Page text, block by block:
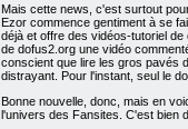
Mais cette news, c'est surtout
Ezor commence gentiment à se
déjà et offre des vidéos-tutoriel
de dofus2.org une vidéo
conscient que lire les gros pavés
distrayant. Pour l'instant, seul le
Bonne nouvelle, donc, mais en
l'univers des Fansites. C'est bien